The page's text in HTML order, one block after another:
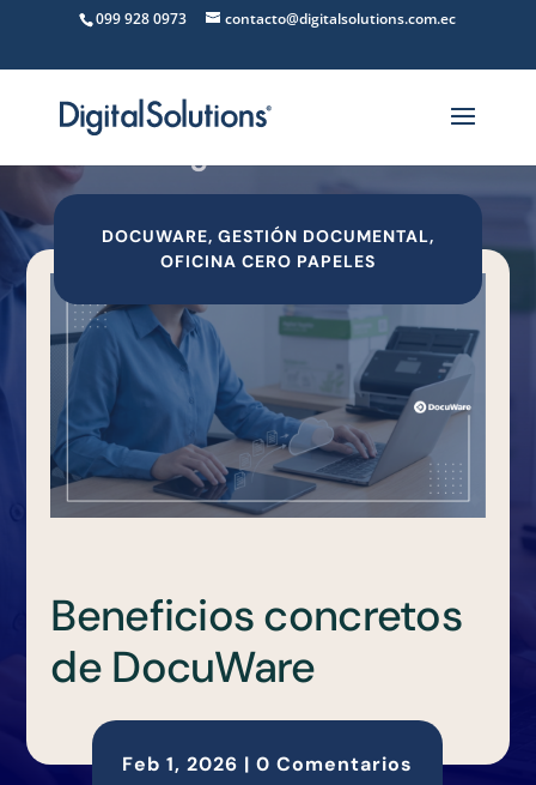
099 928 0973 contacto@digitalsolutions.com.ec
DOCUWARE, GESTIÓN DOCUMENTAL,
OFICINA CERO PAPELES
Beneficios concretos
de DocuWare
Feb 1, 2026 |0 Comentarios